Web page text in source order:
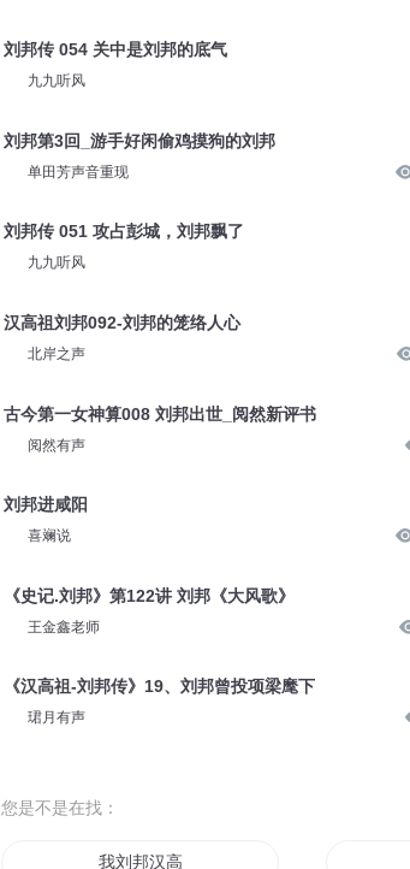
刘邦传 054 关中是刘邦的底气
九九听风
刘邦第3回_游手好闲偷鸡摸狗的刘邦
单田芳声音重现
刘邦传 051 攻占彭城，刘邦飘了
九九听风
汉高祖刘邦092-刘邦的笼络人心
北岸之声
古今第一女神算008 刘邦出世_阅然新评书
阅然有声
刘邦进咸阳
喜斓说
《史记.刘邦》第122讲 刘邦《大风歌》
王金鑫老师
《汉高祖-刘邦传》19、刘邦曾投项梁麾下
珺月有声
您是不是在找：
我刘邦汉高祖不是流氓